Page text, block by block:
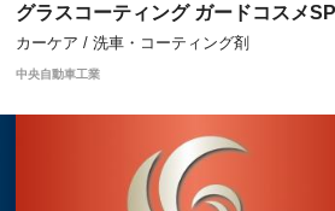
グラスコーティング ガードコスメSP
カーケア / 洗車・コーティング剤
中央自動車工業